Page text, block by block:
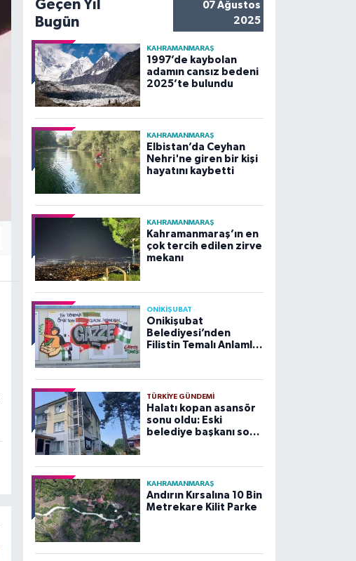
Geçen Yıl
Bugün
07 Ağustos
2025
KAHRAMANMARAŞ
1997’de kaybolan
adamın cansız bedeni
2025’te bulundu
KAHRAMANMARAŞ
Elbistan’da Ceyhan
Nehri'ne giren bir kişi
hayatını kaybetti
KAHRAMANMARAŞ
Kahramanmaraş’ın en
çok tercih edilen zirve
mekanı
ONİKİŞUBAT
Onikişubat
Belediyesi’nden
Filistin Temalı Anlamlı
TÜRKIYE GÜNDEMI
Halatı kopan asansör
sonu oldu: Eski
belediye başkanı son
KAHRAMANMARAŞ
Andırın Kırsalına 10 Bin
Metrekare Kilit Parke